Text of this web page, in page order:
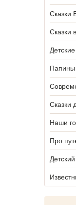
Сказки
Сказки
Папины
Сказки
Наши
Про